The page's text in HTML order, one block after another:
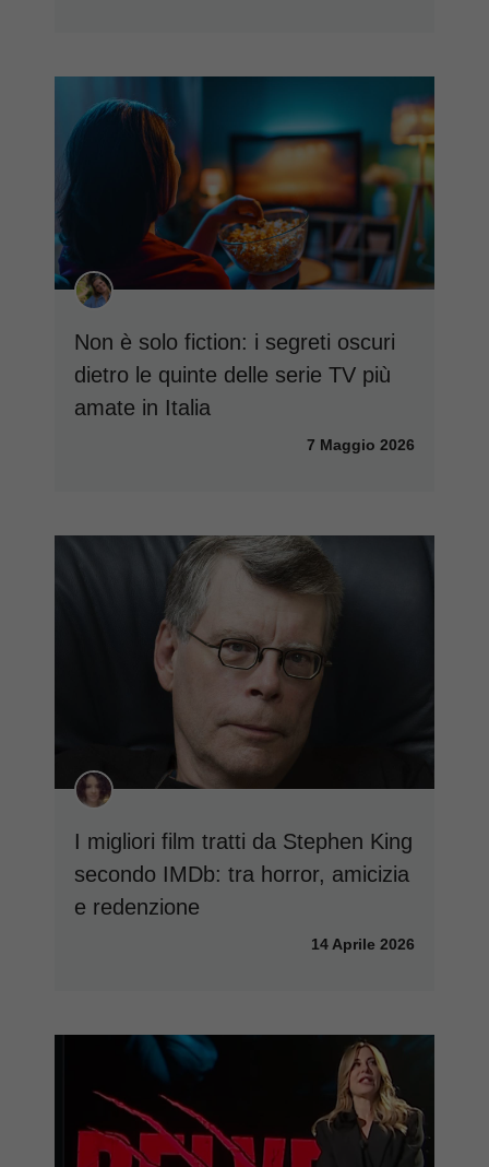
Non è solo fiction: i segreti oscuri
dietro le quinte delle serie TV più
amate in Italia
7 Maggio 2026
I migliori film tratti da Stephen King
secondo IMDb: tra horror, amicizia
e redenzione
14 Aprile 2026